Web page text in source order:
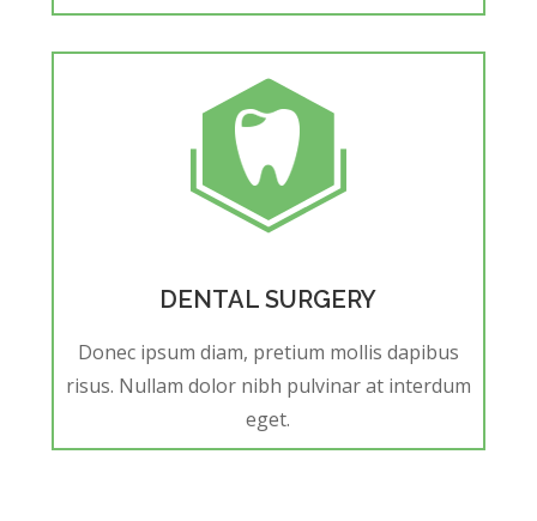
DENTAL SURGERY
Donec ipsum diam, pretium mollis dapibus
risus. Nullam dolor nibh pulvinar at interdum
eget.